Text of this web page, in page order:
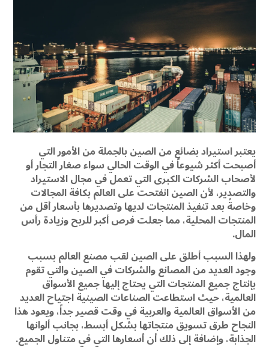
يعتبر استيراد بضائع من الصين بالجملة من الأمور التي
أصبحت أكثر شيوعاً في الوقت الحالي سواء صغار التجار أو
لأصحاب الشركات الكبرى التي تعمل في مجال الاستيراد
والتصدير، لأن الصين انفتحت على العالم بكافة المجالات
وخاصةً بعد تنفيذ المنتجات لديها وتصديرها بأسعار أقل من
المنتجات المحلية، مما جعلت فرص أكبر للربح وزيادة رأس
المال.
ولهذا السبب أطلق على الصين لقب مصنع العالم بسبب
وجود العديد من المصانع والشركات في الصين والتي تقوم
بإنتاج جميع المنتجات التي يحتاج إليها جميع الأسواق
العالمية، حيث استطاعت الصناعات الصينية اجتياح العديد
من الأسواق العالمية والعربية في وقت قصير جداً، ويعود هذا
النجاح طرق تسويق منتجاتها بشكل أبسط، بجانب ألوانها
الجذابة، وإضافة إلى ذلك أن أسعارها التي في متناول الجميع.